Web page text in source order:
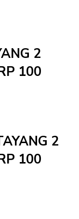
2
100
2
100